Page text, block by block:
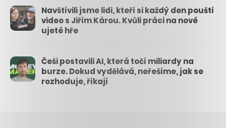
Navštívili jsme lidi, kteří si každý den pouští
video s Jiřím Károu. Kvůli práci na nové
ujeté hře
Češi postavili AI, která točí miliardy na
burze. Dokud vydělává, neřešíme, jak se
rozhoduje, říkají